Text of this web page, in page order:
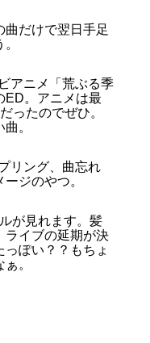
曲だけで翌日手足
アニメ「荒ぶる季
ED。アニメは最
ったのでぜひ。
。
リング、曲忘れ
ジのやつ。
が見れます。髪
ライブの延期が決
っぽい？？もちょ
。